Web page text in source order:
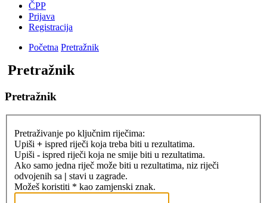
ČPP
Prijava
Registracija
Početna Pretražnik
Pretražnik
Pretražnik
Pretraživanje po ključnim riječima:
Upiši + ispred riječi koja treba biti u rezultatima.
Upiši - ispred riječi koja ne smije biti u rezultatima.
Ako samo jedna riječ može biti u rezultatima, niz riječi
odvojenih sa | stavi u zagrade.
Možeš koristiti * kao zamjenski znak.